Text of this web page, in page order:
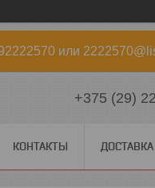
или
+375 (29)
КОНТАКТЫ